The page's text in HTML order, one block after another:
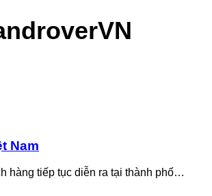
Nam
hàng tiếp tục diễn ra tại thành phố…